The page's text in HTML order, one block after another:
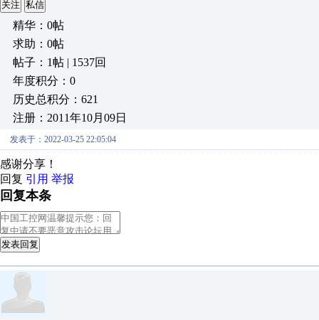
关注 私信
精华：0帖
求助：0帖
帖子：1帖 | 1537回
年度积分：0
历史总积分：621
注册：2011年10月09日
发表于：2022-03-25 22:05:04
感谢分享！
回复 引用 举报
回复本条
发表回复